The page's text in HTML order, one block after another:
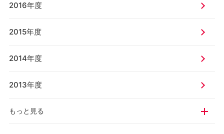
2016年度
2015年度
2014年度
2013年度
もっと見る